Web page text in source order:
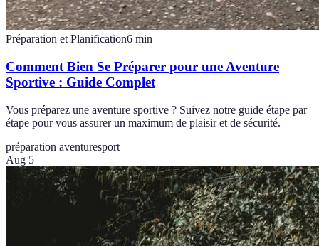
Préparation et Planification6 min
Comment Bien Se Préparer pour une Aventure
Sportive : Guide Complet
Vous préparez une aventure sportive ? Suivez notre guide étape par
étape pour vous assurer un maximum de plaisir et de sécurité.
préparation aventuresport
Aug 5